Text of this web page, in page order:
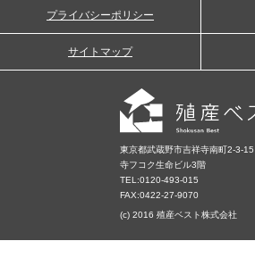
プライバシーポリシー
サイトマップ
東京都武蔵野市吉祥寺南町2-3-
寺フコク生命ビル3階
TEL:0120-493-015
FAX:0422-27-9070
(c) 2016 殖産ベスト株式会社